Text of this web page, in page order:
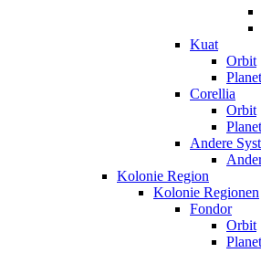
Kuat
Orbit
Corellia
Orbit
Andere
Kolonie Region
Kolonie Regionen
Fondor
Orbit